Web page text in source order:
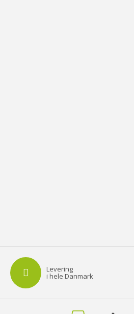
Levering
i hele Danmark